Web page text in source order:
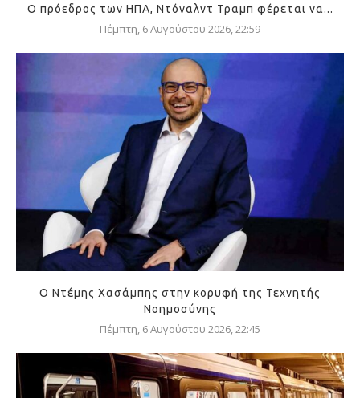
Ο πρόεδρος των ΗΠΑ, Ντόναλντ Τραμπ φέρεται να...
Πέμπτη, 6 Αυγούστου 2026, 22:59
Ο Ντέμης Χασάμπης στην κορυφή της Τεχνητής
Νοημοσύνης
Πέμπτη, 6 Αυγούστου 2026, 22:45